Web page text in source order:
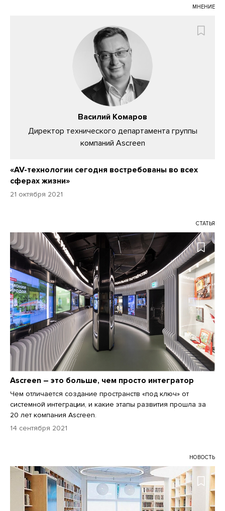
МНЕНИЕ
Василий Комаров
Директор технического департамента группы
компаний Ascreen
«AV-технологии сегодня востребованы во всех
сферах жизни»
21 октября 2021
СТАТЬЯ
Ascreen – это больше, чем просто интегратор
Чем отличается создание пространств «под ключ» от
системной интеграции, и какие этапы развития прошла за
20 лет компания Ascreen.
14 сентября 2021
НОВОСТЬ